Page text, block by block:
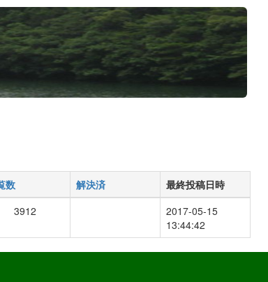
数 解決済
最終投稿日時
3912
2017-05-15
13:44:42